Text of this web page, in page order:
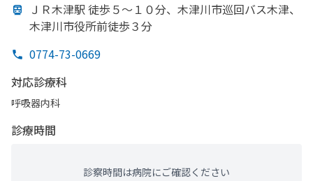
ＪＲ木津駅 徒歩５〜１０分、 木津川市巡回バス木津、
木津川市役所前徒歩３分
0774-73-0669
対応診療科
呼吸器内科
診療時間
診察時間は病院にご確認ください